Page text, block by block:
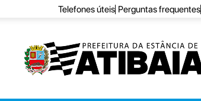
Telefones úteis Perguntas frequentes